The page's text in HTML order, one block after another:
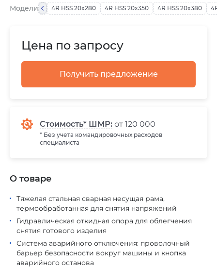
Цена по запросу
Получить предложение
Стоимость* ШМР: от 120 000
* Без учета командировочных расходов
специалиста
Модели 4R HSS 20x280 4R HSS 20x350 4R HSS 20x380
Тяжелая стальная сварная несущая рама,
термообработанная для снятия напряжений
Гидравлическая откидная опора для облегчения
снятия готового изделия
Система аварийного отключения: проволочный
барьер безопасности вокруг машины и кнопка
аварийного останова
О товаре